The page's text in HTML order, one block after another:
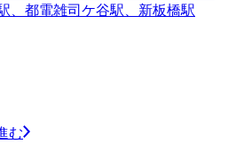
、都電雑司ケ谷駅、新板橋駅
む